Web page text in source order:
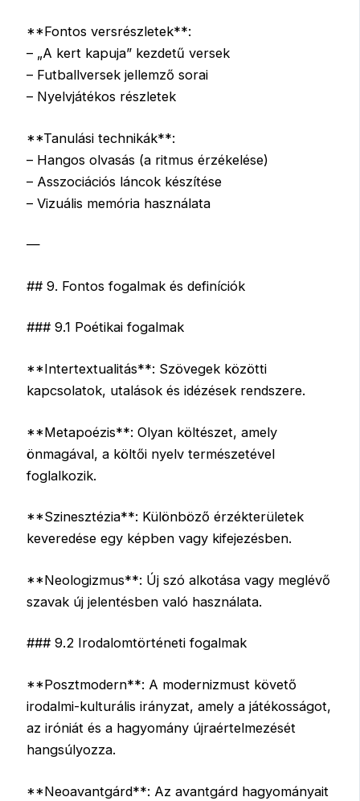
**Fontos versrészletek**:
– „A kert kapuja” kezdetű versek
– Futballversek jellemző sorai
– Nyelvjátékos részletek
**Tanulási technikák**:
– Hangos olvasás (a ritmus érzékelése)
– Asszociációs láncok készítése
– Vizuális memória használata
—
## 9. Fontos fogalmak és definíciók
### 9.1 Poétikai fogalmak
**Intertextualitás**: Szövegek közötti
kapcsolatok, utalások és idézések rendszere.
**Metapoézis**: Olyan költészet, amely
önmagával, a költői nyelv természetével
foglalkozik.
**Szinesztézia**: Különböző érzékterületek
keveredése egy képben vagy kifejezésben.
**Neologizmus**: Új szó alkotása vagy meglévő
szavak új jelentésben való használata.
### 9.2 Irodalomtörténeti fogalmak
**Posztmodern**: A modernizmust követő
irodalmi-kulturális irányzat, amely a játékosságot,
az iróniát és a hagyomány újraértelmezését
hangsúlyozza.
**Neoavantgárd**: Az avantgárd hagyományait